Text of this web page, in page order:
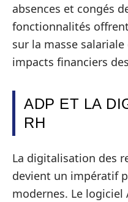
absences et congés
fonctionnalités
sur la masse
impacts financiers
ADP ET LA
RH
La digitalisation des
devient un impératif
modernes. Le logiciel